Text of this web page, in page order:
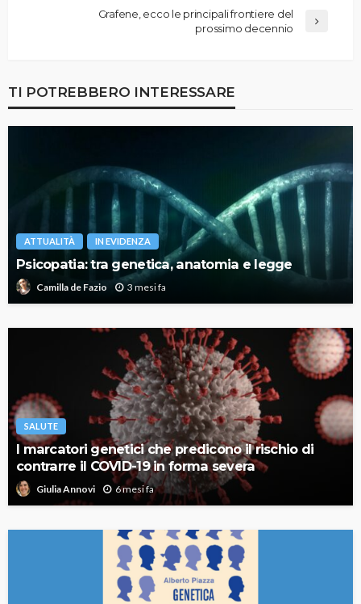
Grafene, ecco le principali frontiere del
prossimo decennio
TI POTREBBERO INTERESSARE
ATTUALITÀ IN EVIDENZA
Psicopatia: tra genetica, anatomia e legge
Camilla de Fazio 3 mesi fa
SALUTE
I marcatori genetici che predicono il rischio di
contrarre il COVID-19 in forma severa
Giulia Annovi 6 mesi fa